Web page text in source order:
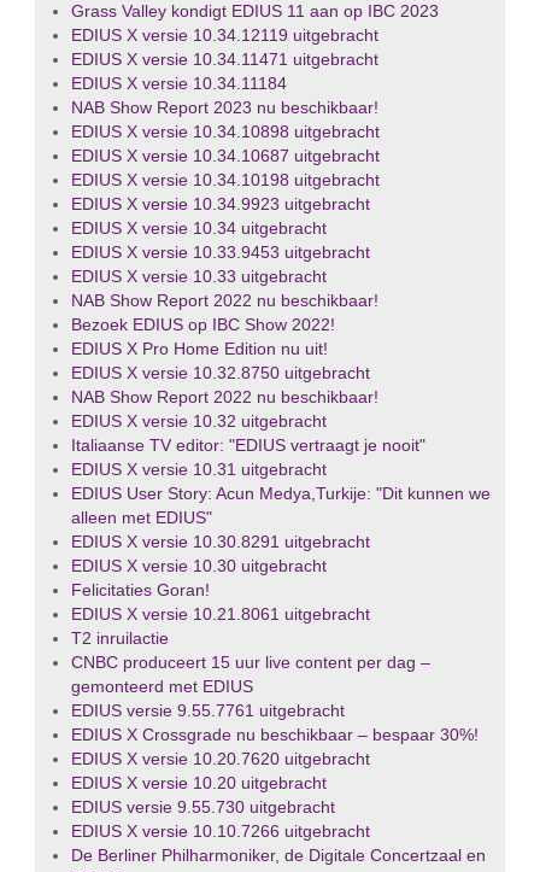
Grass Valley kondigt EDIUS 11 aan op IBC 2023
EDIUS X versie 10.34.12119 uitgebracht
EDIUS X versie 10.34.11471 uitgebracht
EDIUS X versie 10.34.11184
NAB Show Report 2023 nu beschikbaar!
EDIUS X versie 10.34.10898 uitgebracht
EDIUS X versie 10.34.10687 uitgebracht
EDIUS X versie 10.34.10198 uitgebracht
EDIUS X versie 10.34.9923 uitgebracht
EDIUS X versie 10.34 uitgebracht
EDIUS X versie 10.33.9453 uitgebracht
EDIUS X versie 10.33 uitgebracht
NAB Show Report 2022 nu beschikbaar!
Bezoek EDIUS op IBC Show 2022!
EDIUS X Pro Home Edition nu uit!
EDIUS X versie 10.32.8750 uitgebracht
NAB Show Report 2022 nu beschikbaar!
EDIUS X versie 10.32 uitgebracht
Italiaanse TV editor: "EDIUS vertraagt je nooit"
EDIUS X versie 10.31 uitgebracht
EDIUS User Story: Acun Medya,Turkije: "Dit kunnen we
alleen met EDIUS"
EDIUS X versie 10.30.8291 uitgebracht
EDIUS X versie 10.30 uitgebracht
Felicitaties Goran!
EDIUS X versie 10.21.8061 uitgebracht
T2 inruilactie
CNBC produceert 15 uur live content per dag –
gemonteerd met EDIUS
EDIUS versie 9.55.7761 uitgebracht
EDIUS X Crossgrade nu beschikbaar – bespaar 30%!
EDIUS X versie 10.20.7620 uitgebracht
EDIUS X versie 10.20 uitgebracht
EDIUS versie 9.55.730 uitgebracht
EDIUS X versie 10.10.7266 uitgebracht
De Berliner Philharmoniker, de Digitale Concertzaal en